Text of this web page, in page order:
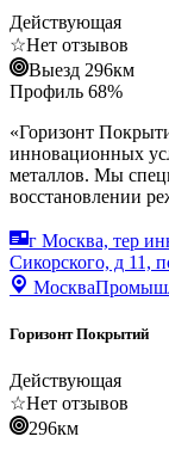
Действующая
☆Нет отзывов
Выезд 296км
Профиль 68%
«Горизонт
инновационных
металлов. Мы
восстановлении
г Москва, тер
Сикорского, д 11,
Москва
Горизонт Покрытий
Действующая
☆Нет отзывов
296км